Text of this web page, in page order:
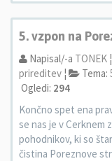
5. vzpon na
Napisal/-a TONEK ¦
prireditev ¦ Tema:
Ogledi: 294
Končno spet ena
se nas je v Cerknem
pohodnikov, ki so
čistina Poreznove